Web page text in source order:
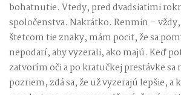
bohatnutie. Vtedy, pred dvadsiatimi
spoločenstva. Nakrátko. Renmin –
štetcom tie znaky, mám pocit, že sa
nepodarí, aby vyzerali, ako majú. Keď
zatvorím oči a po kratučkej prestávke sa
pozriem, zdá sa, že už vyzerajú lepšie, a